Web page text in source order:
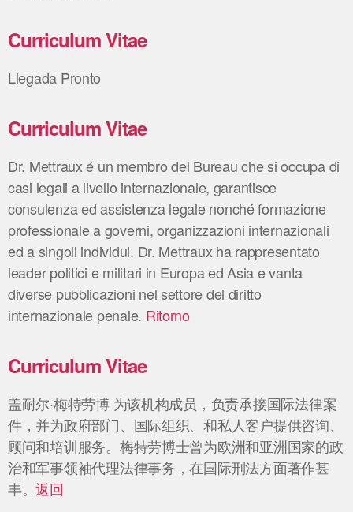
Curriculum Vitae
Llegada Pronto
Curriculum Vitae
Dr. Mettraux é un membro del Bureau che si occupa di
casi legali a livello internazionale, garantisce
consulenza ed assistenza legale nonché formazione
professionale a governi, organizzazioni internazionali
ed a singoli individui. Dr. Mettraux ha rappresentato
leader politici e militari in Europa ed Asia e vanta
diverse pubblicazioni nel settore del diritto
internazionale penale. Ritorno
Curriculum Vitae
盖耐尔·梅特劳博 为该机构成员，负责承接国际法律案
件，并为政府部门、国际组织、和私人客户提供咨询、
顾问和培训服务。梅特劳博士曾为欧洲和亚洲国家的政
治和军事领袖代理法律事务，在国际刑法方面著作甚
丰。返回